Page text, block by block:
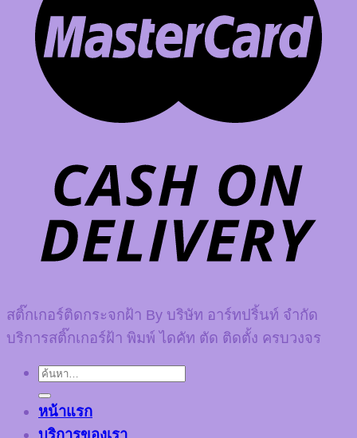
สติ๊กเกอร์ติดกระจกฝ้า By บริษัท อาร์ทปริ้นท์ จำกัด
บริการสติ๊กเกอร์ฝ้า พิมพ์ ไดคัท ตัด ติดตั้ง ครบวงจร
ค้นหา:
หน้าแรก
บริการของเรา